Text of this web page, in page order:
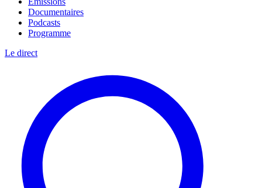
Documentaires
Podcasts
Programme
Le direct